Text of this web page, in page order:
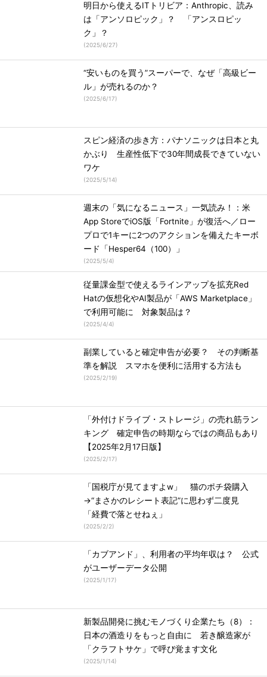
明日から使えるITトリビア：Anthropic、読み
は「アンソロピック」？ 「アンスロピッ
ク」？
(2025/6/27)
“安いものを買う”スーパーで、なぜ「高級ビー
ル」が売れるのか？
(2025/6/17)
スピン経済の歩き方：パナソニックは日本と丸
かぶり 生産性低下で30年間成長できていない
ワケ
(2025/5/14)
週末の「気になるニュース」一気読み！：米
App StoreでiOS版「Fortnite」が復活へ／ロー
プロで1キーに2つのアクションを備えたキーボ
ード「Hesper64（100）」
(2025/5/4)
従量課金型で使えるラインアップを拡充Red
Hatの仮想化やAI製品が「AWS Marketplace」
で利用可能に 対象製品は？
(2025/4/4)
副業していると確定申告が必要？ その判断基
準を解説 スマホを便利に活用する方法も
(2025/2/19)
「外付けドライブ・ストレージ」の売れ筋ラン
キング 確定申告の時期ならではの商品もあり
【2025年2月17日版】
(2025/2/17)
「国税庁が見てますよw」 猫のポチ袋購入
→“まさかのレシート表記”に思わず二度見
「経費で落とせねぇ」
(2025/2/2)
「カブアンド」、利用者の平均年収は？ 公式
がユーザーデータ公開
(2025/1/17)
新製品開発に挑むモノづくり企業たち（8）：
日本の酒造りをもっと自由に 若き醸造家が
「クラフトサケ」で呼び覚ます文化
(2025/1/14)